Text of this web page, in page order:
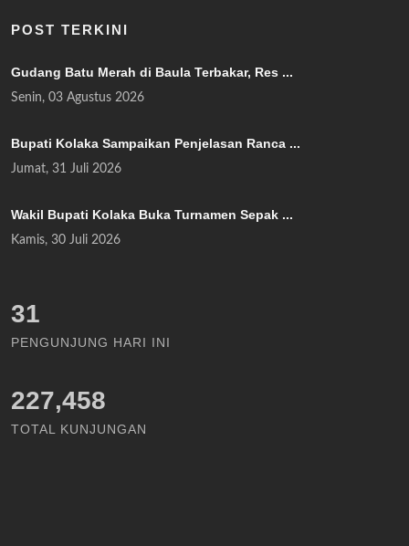
POST TERKINI
Gudang Batu Merah di Baula Terbakar, Res ...
Senin, 03 Agustus 2026
Bupati Kolaka Sampaikan Penjelasan Ranca ...
Jumat, 31 Juli 2026
Wakil Bupati Kolaka Buka Turnamen Sepak ...
Kamis, 30 Juli 2026
35
PENGUNJUNG HARI INI
227,458
TOTAL KUNJUNGAN